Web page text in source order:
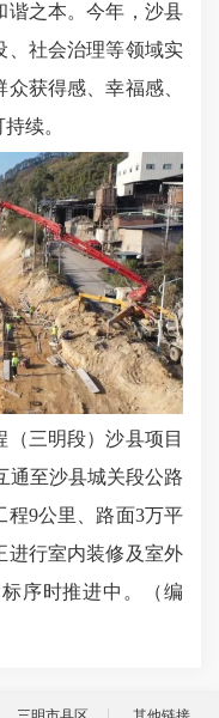
之本。今年，沙县
、社会治理等领域实
获得感、幸福感、
续。
三明段）沙县项目
通至沙县城关段公路
程9公里、路面3万平
进行室内装修及室外
序时推进中。（编